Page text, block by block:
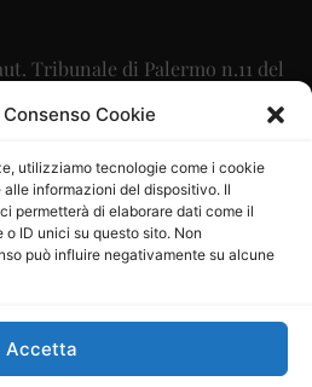
Cookie
utilizziamo tecnologie come i cookie
informazioni del dispositivo. Il
permetterà di elaborare dati come il
ID unici su questo sito. Non
può influire negativamente su alcune
Accetta
Tribunale di Palermo n.11 del
09/2015
Maurizio Scaglione
Maria Calabrese
06334930820
Società Cooperativa a r.l. è